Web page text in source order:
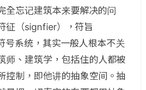
全忘记建筑本来要解决的问
征（signfier），符旨
号系统，其实一般人根本不关
师、建筑学，包括住的人都被
控制，即他讲的抽象空间。抽